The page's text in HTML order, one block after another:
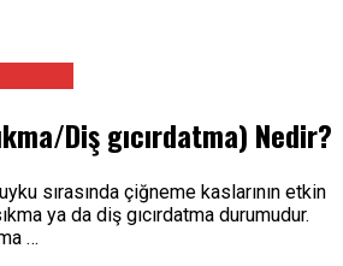
Diş gıcırdatma) Nedir?
sırasında çiğneme kaslarının etkin
ya da diş gıcırdatma durumudur.
…